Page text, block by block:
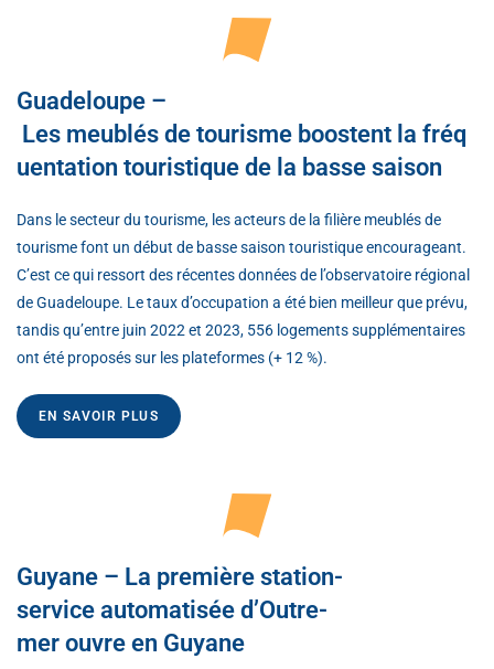
Guadeloupe –
Les meublés de tourisme boostent la fréq
uentation touristique de la basse saison
Dans le secteur du tourisme, les acteurs de la filière meublés de
tourisme font un début de basse saison touristique encourageant.
C’est ce qui ressort des récentes données de l’observatoire régional
de Guadeloupe. Le taux d’occupation a été bien meilleur que prévu,
tandis qu’entre juin 2022 et 2023, 556 logements supplémentaires
ont été proposés sur les plateformes (+ 12 %).
EN SAVOIR PLUS
Guyane – La première station-
service automatisée d’Outre-
mer ouvre en Guyane